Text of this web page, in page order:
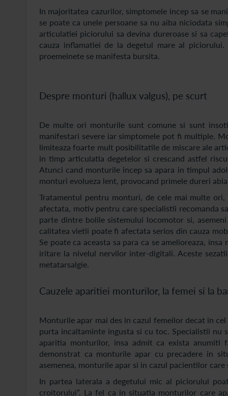
In majoritatea cazurilor, simptomele incep sa se
se poate ca unele persoane sa nu aiba niciodata
articulatiei piciorului sa devina dureroase si sa
cauza inflamatiei de la degetul mare al
proemeinete se manifesta bursita.
Despre monturi (hallux valgus), pe scurt
De multe ori monturile sunt comune si sunt
manifestari severe iar simptomele pot fi multiple.
limiteaza foarte mult posibilitatile de miscare ale
in timp articulatia degetelor si crescand astfel
Atunci cand monturile incep sa apara in timpul
monturi evolueza lent, provocand primele dureri
Tratamentul pentru monturi, de cele mai multe
afectata, motiv pentru care specialistii recomanda
parte dintre bolile sistemului locomotor si,
calitatea vietii poate fi afectata serios din cauza
Se poate ca aceasta sa para ca se amelioreaza,
iritare la nivelul nervilor inter-digitali. Aceste
metatarsalgie.
Cauzele aparitiei monturilor, la femei si la
Monturile apar mai des in cazul femeilor decat in
purta incaltaminte ingusta si cu toc. Specialistii nu
aparitia monturilor, insa admit ca exista
demonstrat ca monturile apar cu precadere in
asemenea, monturile apar si in cazul pacientilor
In partea laterala a degetului mic al piciorului
croitorului”. La fel ca in situatia monturilor care